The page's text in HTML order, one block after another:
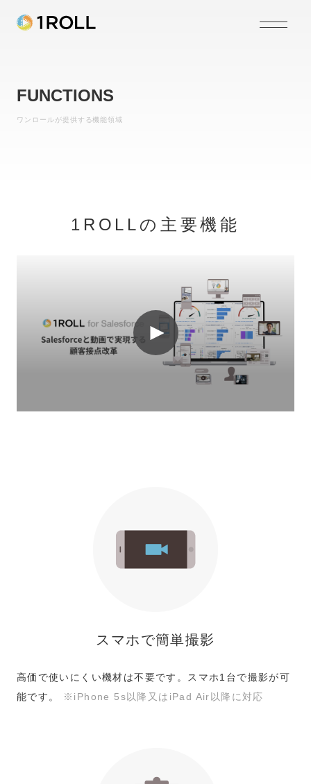
FUNCTIONS
ワンロールが提供する機能領域
1ROLLの主要機能
スマホで簡単撮影
高価で使いにくい機材は不要です。スマホ1台で撮影が可
能です。
※iPhone 5s以降又はiPad Air以降に対応